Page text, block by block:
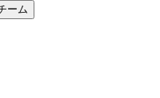
ーム